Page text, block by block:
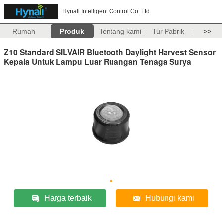
Hynall Intelligent Control Co. Ltd
Rumah Produk Tentang kami Tur Pabrik >>
Z10 Standard SILVAIR Bluetooth Daylight Harvest Sensor
Kepala Untuk Lampu Luar Ruangan Tenaga Surya
Harga terbaik Hubungi kami